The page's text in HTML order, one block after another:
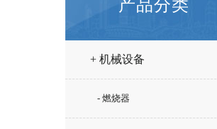
产品分类
+ 机械设备
- 燃烧器